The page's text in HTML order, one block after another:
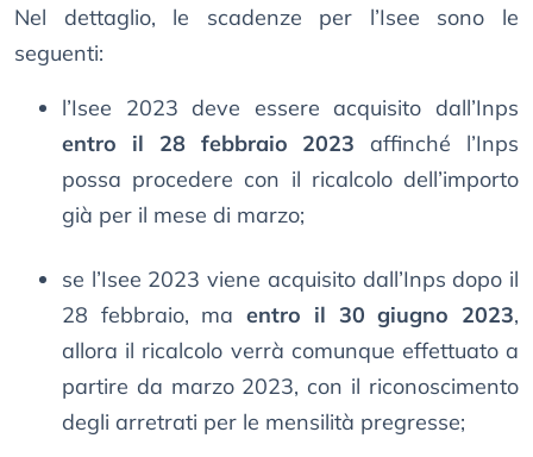
Nel dettaglio, le scadenze per l’Isee sono le
seguenti:
l’Isee 2023 deve essere acquisito dall’Inps
entro il 28 febbraio 2023 affinché l’Inps
possa procedere con il ricalcolo dell’importo
già per il mese di marzo;
se l’Isee 2023 viene acquisito dall’Inps dopo il
28 febbraio, maentro il 30 giugno 2023,
allora il ricalcolo verrà comunque effettuato a
partire da marzo 2023, con il riconoscimento
degli arretrati per le mensilità pregresse;